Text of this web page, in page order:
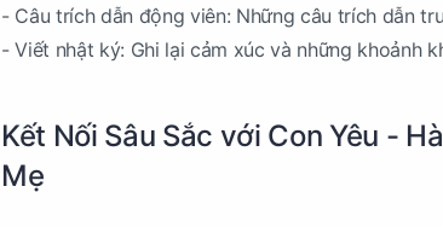
- Câu trích dẫn động viên: Những câu trích dẫn
- Viết nhật ký: Ghi lại cảm xúc và những khoảnh
Kết Nối Sâu Sắc với Con Yêu -
Mẹ